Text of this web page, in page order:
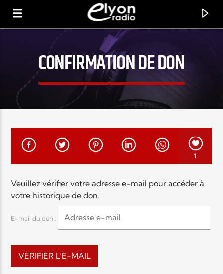
RADIO ELYON
POSITIVE ET ENCOURAGEANTE !
EN CE MOMENT
ARTISTE
CONFIRMATION DE DON
1
Veuillez vérifier votre adresse e-mail pour accéder à
votre historique de don.
E-mail du don :